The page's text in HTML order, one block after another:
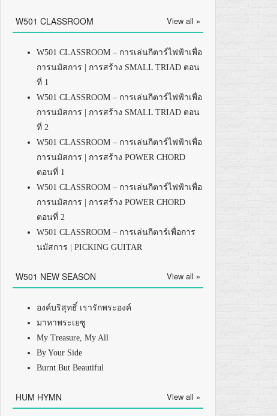
W501 CLASSROOM View all »
W501 CLASSROOM – การเล่นกีตาร์ไฟฟ้าเพื่อ
การนมัสการ | การสร้าง SMALL TRIAD ตอน
ที่ 1
W501 CLASSROOM – การเล่นกีตาร์ไฟฟ้าเพื่อ
การนมัสการ | การสร้าง SMALL TRIAD ตอน
ที่ 2
W501 CLASSROOM – การเล่นกีตาร์ไฟฟ้าเพื่อ
การนมัสการ | การสร้าง POWER CHORD
ตอนที่ 1
W501 CLASSROOM – การเล่นกีตาร์ไฟฟ้าเพื่อ
การนมัสการ | การสร้าง POWER CHORD
ตอนที่ 2
W501 CLASSROOM – การเล่นกีตาร์เพื่อการ
นมัสการ | PICKING GUITAR
W501 NEW SEASON View all »
องค์บริสุทธิ์ เรารักพระองค์
มาหาพระเยซู
My Treasure, My All
By Your Side
Burnt But Beautiful
HUM HYMN View all »